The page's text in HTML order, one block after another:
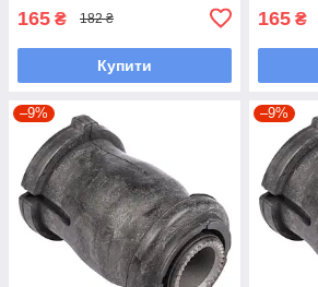
165 ₴ 182 ₴
Купити
165 ₴
–9% –9%